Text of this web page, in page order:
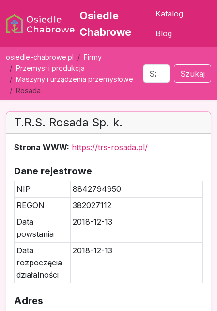
Osiedle
Chabrowe
Katalog
Blog
osiedle-chabrowe.pl
Firmy
Przemysł i produkcja
Maszyny i urządzenia przemysłowe
Rosada
Szukaj
T.R.S. Rosada Sp. k.
Strona WWW: https://trs-rosada.pl/
Dane rejestrowe
NIP
8842794950
REGON
382027112
Data
powstania
2018-12-13
Data
rozpoczęcia
działalności
2018-12-13
Adres